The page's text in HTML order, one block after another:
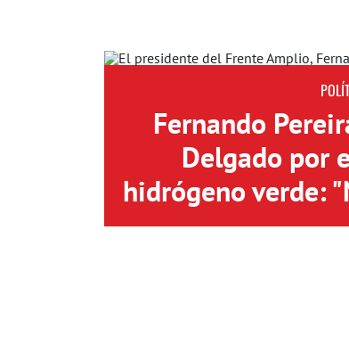
Fernando
Delgado por
hidrógeno verde: